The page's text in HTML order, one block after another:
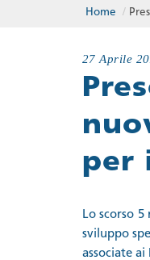
Home /
27 Aprile
per
Lo scorso 5
sviluppo
associate ai